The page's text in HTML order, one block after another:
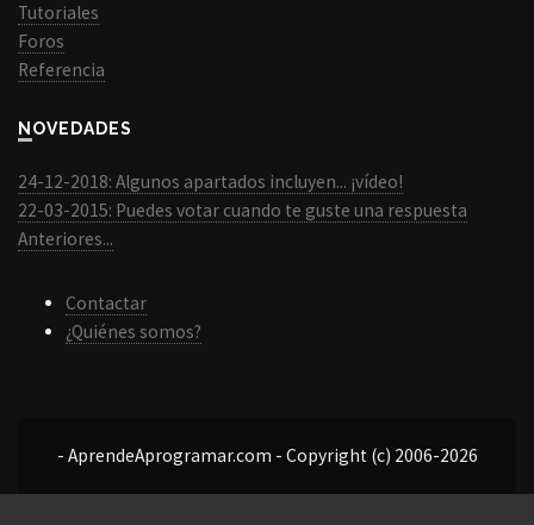
Tutoriales
Foros
Referencia
NOVEDADES
24-12-2018: Algunos apartados incluyen... ¡vídeo!
22-03-2015: Puedes votar cuando te guste una respuesta
Anteriores...
Contactar
¿Quiénes somos?
- AprendeAprogramar.com - Copyright (c) 2006-2026